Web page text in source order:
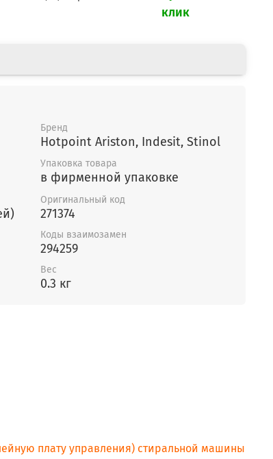
клик
Бренд
Hotpoint Ariston, Indesit, Stinol
Упаковка товара
в фирменной упаковке
Оригинальный код
271374
Коды взаимозамен
294259
Вес
0.3 кг
плату управления) стиральной машины